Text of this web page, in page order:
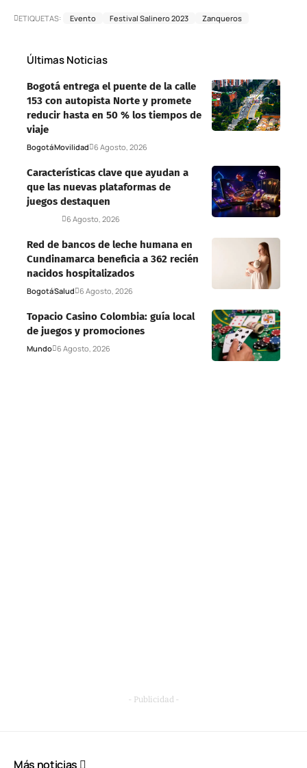
ETIQUETAS: Evento Festival Salinero 2023 Zanqueros
Últimas Noticias
Bogotá entrega el puente de la calle
153 con autopista Norte y promete
reducir hasta en 50 % los tiempos de
viaje
BogotáMovilidad 6 Agosto, 2026
Características clave que ayudan a
que las nuevas plataformas de
juegos destaquen
6 Agosto, 2026
Red de bancos de leche humana en
Cundinamarca beneficia a 362 recién
nacidos hospitalizados
BogotáSalud 6 Agosto, 2026
Topacio Casino Colombia: guía local
de juegos y promociones
Mundo 6 Agosto, 2026
- Publicidad -
Más noticias